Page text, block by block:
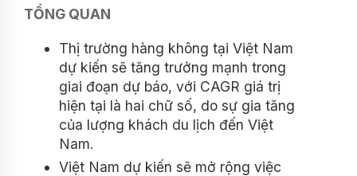
TỔNG QUAN
Thị trường hàng không tại Việt Nam
dự kiến sẽ tăng trưởng mạnh trong
giai đoạn dự báo, với CAGR giá trị
hiện tại là hai chữ số, do sự gia tăng
của lượng khách du lịch đến Việt
Nam.
Việt Nam dự kiến sẽ mở rộng việc